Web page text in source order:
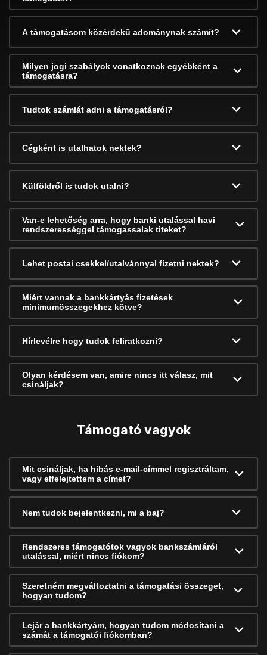
A támogatásom közérdekű adománynak számít?
Milyen jogi szabályok vonatkoznak egyébként a
támogatásra?
Tudtok számlát adni a támogatásról?
Cégként is utalhatok nektek?
Külföldről is tudok utalni?
Van-e lehetőség arra, hogy banki utalással havi
rendszerességgel támogassalak titeket?
Lehet postai csekkel/utalvánnyal fizetni nektek?
Miért vannak a bankkártyás fizetések
minimumösszegekhez kötve?
Hírlevélre hogy tudok feliratkozni?
Olyan kérdésem van, amire nincs itt válasz, mit
csináljak?
Támogató vagyok
Mit csináljak, ha hibás e-mail-címmel regisztráltam,
vagy elfelejtettem a címet?
Nem tudok bejelentkezni, mi a baj?
Rendszeres támogatótok vagyok bankszámláról
utalással, miért nincs fiókom?
Szeretném megváltoztatni a támogatási összeget,
hogyan tudom?
Lejár a bankkártyám, hogyan tudom módosítani a
számát a támogatói fiókomban?